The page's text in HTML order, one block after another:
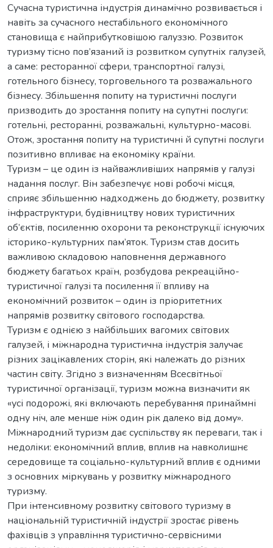
Сучасна туристична індустрія динамічно розвивається і
навіть за сучасного нестабільного економічного
становища є найприбутковішою галуззю. Розвиток
туризму тісно пов’язаний із розвитком супутніх галузей,
а саме: ресторанної сфери, транспортної галузі,
готельного бізнесу, торговельного та розважального
бізнесу. Збільшення попиту на туристичні послуги
призводить до зростання попиту на супутні послуги:
готельні, ресторанні, розважальні, культурно-масові.
Отож, зростання попиту на туристичні й супутні послуги
позитивно впливає на економіку країни.
Туризм – це один із найважливіших напрямів у галузі
надання послуг. Він забезпечує нові робочі місця,
сприяє збільшенню надходжень до бюджету, розвитку
інфраструктури, будівництву нових туристичних
об’єктів, посиленню охорони та реконструкції існуючих
історико-культурних пам’яток. Туризм став досить
важливою складовою наповнення державного
бюджету багатьох країн, розбудова рекреаційно-
туристичної галузі та посилення її впливу на
економічний розвиток – один із пріоритетних
напрямів розвитку світового господарства.
Туризм є однією з найбільших вагомих світових
галузей, і міжнародна туристична індустрія залучає
різних зацікавлених сторін, які належать до різних
частин світу. Згідно з визначенням Всесвітньої
туристичної організації, туризм можна визначити як
«усі подорожі, які включають перебування принаймні
одну ніч, але менше ніж один рік далеко від дому».
Міжнародний туризм дає суспільству як переваги, так і
недоліки: економічний вплив, вплив на навколишнє
середовище та соціально-культурний вплив є одними
з основних міркувань у розвитку міжнародного
туризму.
При інтенсивному розвитку світового туризму в
національній туристичній індустрії зростає рівень
фахівців з управління туристично-сервісними